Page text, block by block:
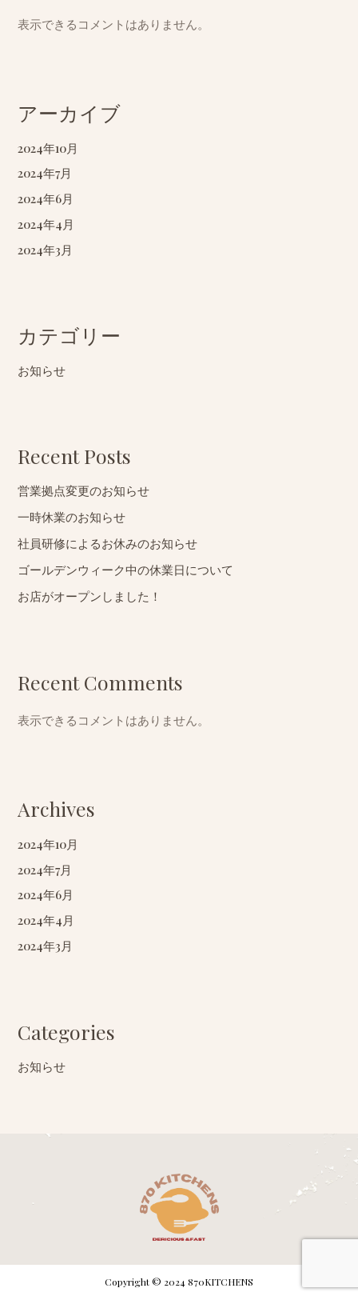
表示できるコメントはありません。
アーカイブ
2024年10月
2024年7月
2024年6月
2024年4月
2024年3月
カテゴリー
お知らせ
Recent Posts
営業拠点変更のお知らせ
一時休業のお知らせ
社員研修によるお休みのお知らせ
ゴールデンウィーク中の休業日について
お店がオープンしました！
Recent Comments
表示できるコメントはありません。
Archives
2024年10月
2024年7月
2024年6月
2024年4月
2024年3月
Categories
お知らせ
Copyright © 2024 870KITCHENS